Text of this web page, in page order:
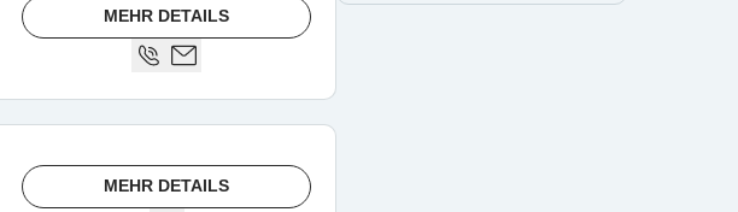
MEHR DETAILS
MEHR DETAILS